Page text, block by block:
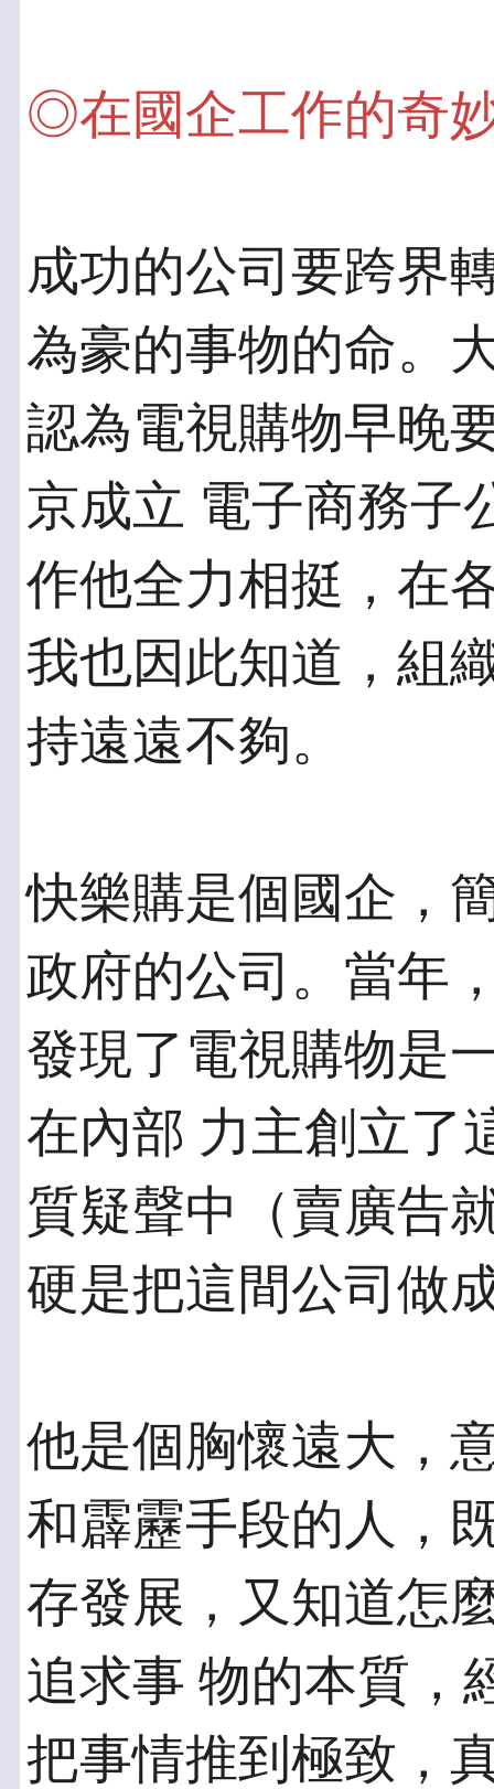
◎在國企工作的奇
成功的公司要跨界
為豪的事物的命。
認為電視購物早晚
京成立 電子商務子
作他全力相挺，在
我也因此知道，組
持遠遠不夠。
快樂購是個國企，
政府的公司。當年
發現了電視購物是
在內部 力主創立了
質疑聲中（賣廣告
硬是把這間公司做
他是個胸懷遠大，
和霹靂手段的人，
存發展，又知道怎
追求事 物的本質，
把事情推到極致，